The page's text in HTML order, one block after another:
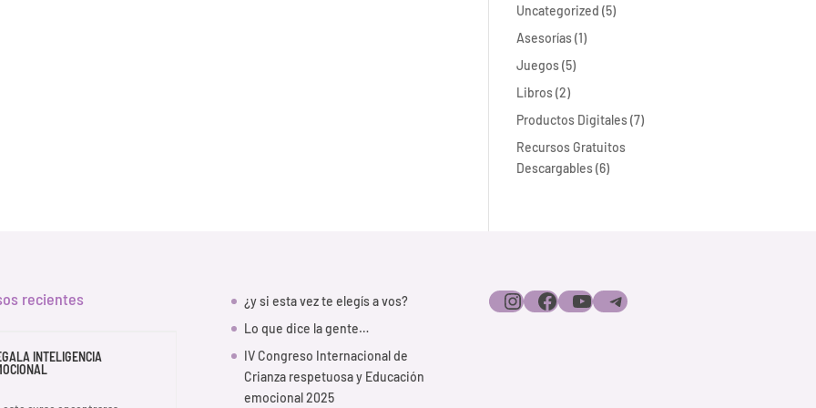
Uncategorized 55
Asesorías 11
Juegos 55
Libros 22
productos
Productos Digitales 77
Recursos Gratuitos
Descargables 66
recientes
INTELIGENCIA
¿y si esta vez te elegís a vos?
Lo que dice la gente…
IV Congreso Internacional de
Crianza respetuosa y Educación
emocional 2025
Instagram
Facebook
YouTubeTelegram